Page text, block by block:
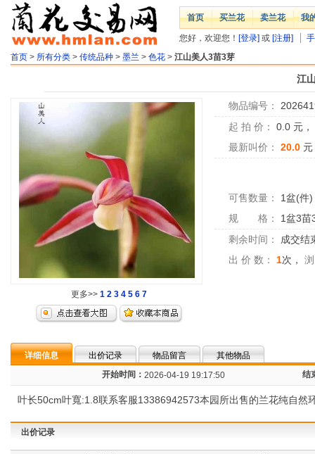
首页 买兰花 卖兰花 我
您好，欢迎您！ [登录] 或 [注册]
首页 > 所有分类 > 传统品种 > 墨兰 > 色花 > 江山美人3苗3芽
江
更多>> 1 2 3 4 5 6 7
物品编号：
起 拍 价：
0.0 元，
最新叫价：
20.0 元
可售数量： 1盆(件)
规 格：
1盆3苗
剩余时间：
成交结
出 价 数：
1次，
详细信息 出价记录 物品留言
其他物品
开始时间： 2026-04-19 19:17:50 结
叶长50cm叶寬:1.8联系客服13386942573本园所出售的兰花纯自然
出价记录